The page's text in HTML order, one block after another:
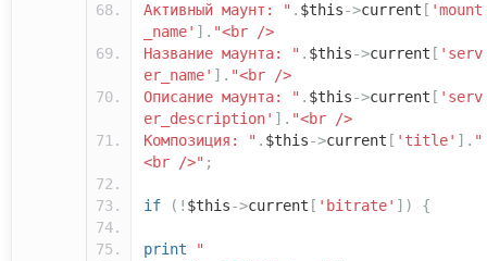
Активный маунт: " . $this->current [ 'mount
_name' ]. "<br />
Название маунта: " . $this->current [ 'serv
er_name' ]. "<br />
Описание маунта: " . $this->current [ 'serv
er_description' ]. "<br />
Композиция: " . $this->current [ 'title' ]. "
<br />" ;
if (! $this->current [ 'bitrate' ]) {
print
"